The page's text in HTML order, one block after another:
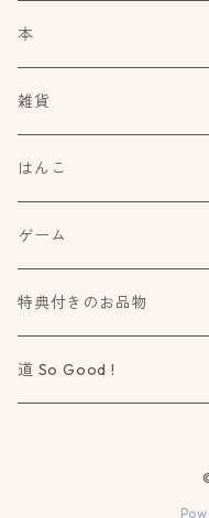
本
食べもの飲みものお酒とか
アートや絵本の世界
だれかの考えごと
詩歌と会う
物語に飛びこむ
雑貨
kurofutago
ブローチ
ミラー
文具
はんこ
オスコラボ
カタチ×モヨウスタンプ
小さなカタチ×モヨウスタンプ
タカトモハンコ
ゲーム
Atelier Mimir
特典付きのお品物
道 So Good !